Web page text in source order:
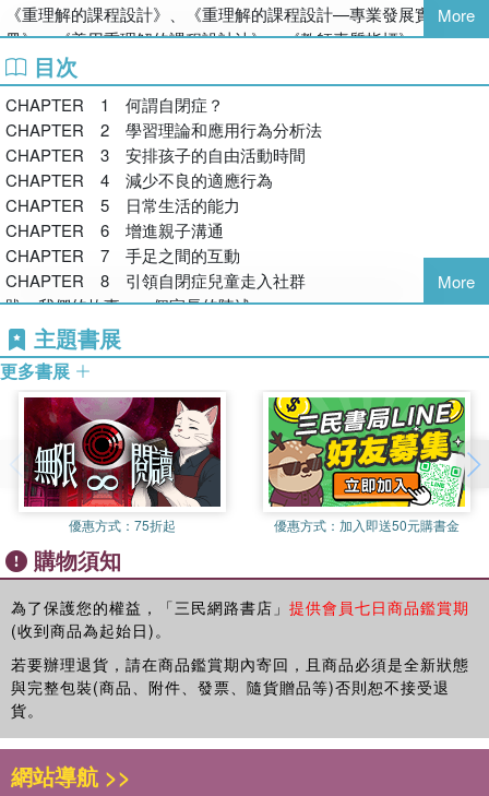
《重理解的課程設計》、《重理解的課程設計—專業發展實用手
冊》、《善用重理解的課程設計法》、《教師素質指標》、《激勵
學習的學校》（心理出版）。
More
目次
CHAPTER 1 何謂自閉症？
CHAPTER 2 學習理論和應用行為分析法
CHAPTER 3 安排孩子的自由活動時間
CHAPTER 4 減少不良的適應行為
CHAPTER 5 日常生活的能力
CHAPTER 6 增進親子溝通
CHAPTER 7 手足之間的互動
CHAPTER 8 引領自閉症兒童走入社群
跋 我們的故事：一個家長的陳述
More
主題書展
更多書展
優惠方式： 75折起 優惠方式： 加入即送50元購書金
購物須知
為了保護您的權益，「三民網路書店」 提供會員七日商品鑑賞期
(收到商品為起始日)。
若要辦理退貨，請在商品鑑賞期內寄回，且商品必須是全新狀態
與完整包裝(商品、附件、發票、隨貨贈品等)否則恕不接受退
貨。
網站導航 >>